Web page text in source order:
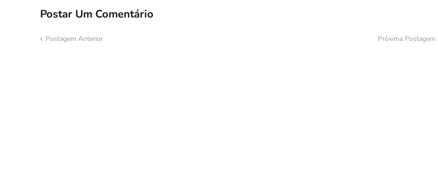
Postar Um Comentário
Postagem Anterior Próxima Postagem